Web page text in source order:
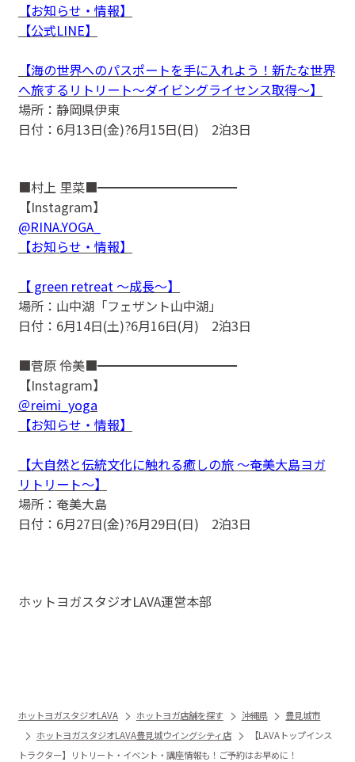
【お知らせ・情報】
【公式LINE】
【海の世界へのパスポートを手に入れよう！新たな世界
へ旅するリトリート〜ダイビングライセンス取得〜】
場所：静岡県伊東
日付：6月13日(金)?6月15日(日) 2泊3日
■村上 里菜■━━━━━━━━━━━
【Instagram】
@RINA.YOGA_
【お知らせ・情報】
【 green retreat 〜成長〜】
場所：山中湖「フェザント山中湖」
日付：6月14日(土)?6月16日(月) 2泊3日
■菅原 伶美■━━━━━━━━━━━
【Instagram】
＠reimi_yoga
【お知らせ・情報】
【大自然と伝統文化に触れる癒しの旅 ～奄美大島ヨガ
リトリート～】
場所：奄美大島
日付：6月27日(金)?6月29日(日) 2泊3日
ホットヨガスタジオLAVA運営本部
ホットヨガスタジオLAVA ホットヨガ店舗を探す 沖縄県
豊見城市
ホットヨガスタジオLAVA豊見城ウイングシティ店
【LAVAトップインス
トラクター】リトリート・イベント・講座情報も！ご予約はお早めに！